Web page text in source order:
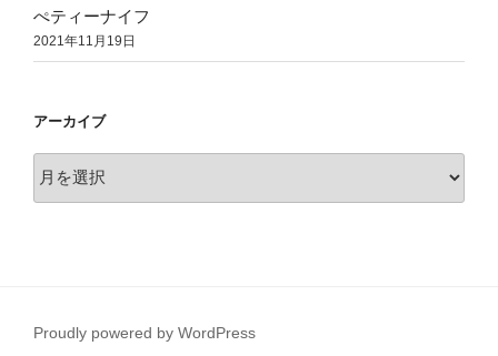
ぺティーナイフ
2021年11月19日
アーカイブ
ア
ー
Proudly powered by WordPress